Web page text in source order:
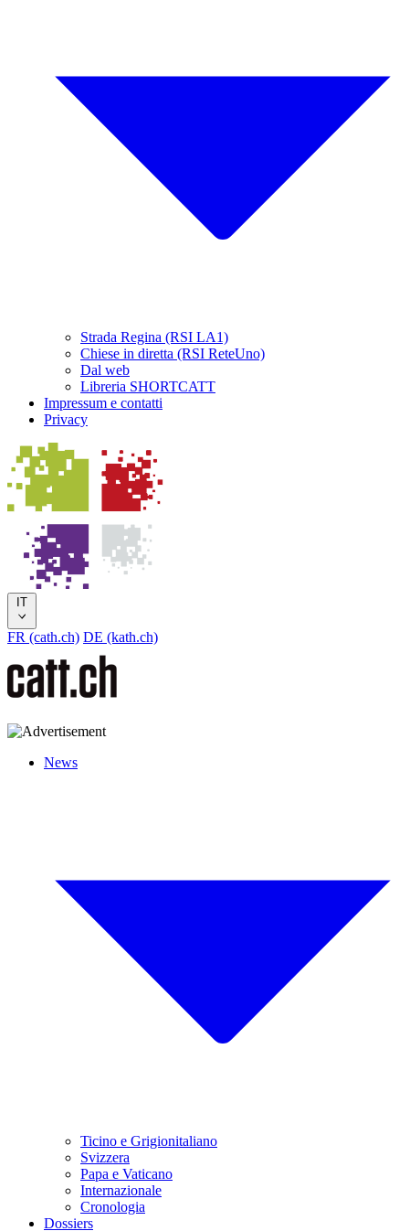
Strada Regina (RSI LA1)
Chiese in diretta (RSI ReteUno)
Dal web
Libreria SHORTCATT
Impressum e contatti
Privacy
IT
FR (cath.ch) DE (kath.ch)
News
Ticino e Grigionitaliano
Svizzera
Papa e Vaticano
Internazionale
Cronologia
Dossiers